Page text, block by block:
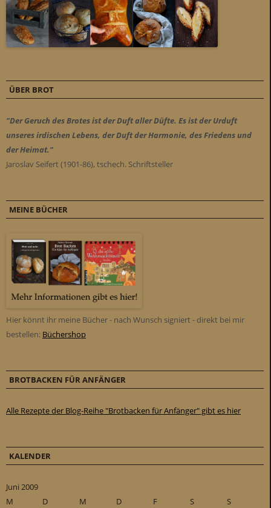
e
b
s
ö
p
e
n
u
n
1
-
S
t
u
n
d
e
n
t
r
p
e
n
a
ÜBER BROT
"Der Geruch des Brotes ist der Duft aller Düfte. Es ist der Urduft
unseres irdischen Lebens, der Duft der Harmonie, des Friedens und
der Heimat."
Jaroslav Seifert (1901-86), tschech. Schriftsteller
MEINE BÜCHER
Hier könnt ihr meine Bücher - nach Wunsch signiert - direkt bei mir
bestellen: Büchershop
BROTBACKEN FÜR ANFÄNGER
Alle Rezepte der Blog-Reihe "Brotbacken für Anfänger" gibt es hier
KALENDER
Juni 2009
M
D M D F S
S